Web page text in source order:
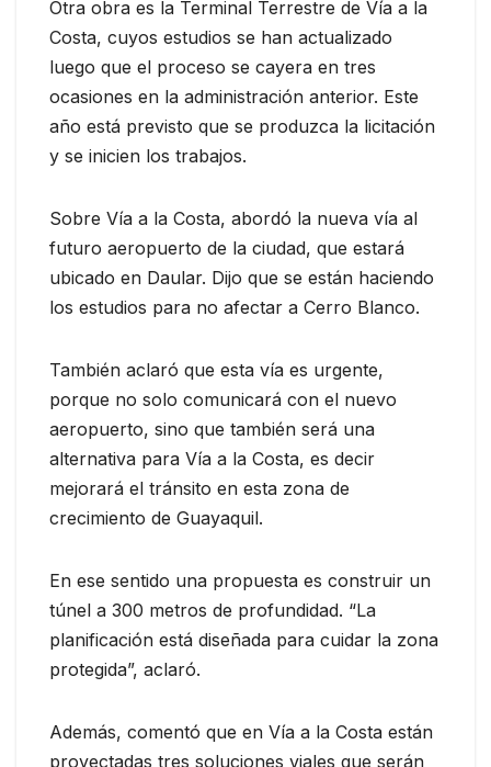
Otra obra es la Terminal Terrestre de Vía a la
Costa, cuyos estudios se han actualizado
luego que el proceso se cayera en tres
ocasiones en la administración anterior. Este
año está previsto que se produzca la licitación
y se inicien los trabajos.
Sobre Vía a la Costa, abordó la nueva vía al
futuro aeropuerto de la ciudad, que estará
ubicado en Daular. Dijo que se están haciendo
los estudios para no afectar a Cerro Blanco.
También aclaró que esta vía es urgente,
porque no solo comunicará con el nuevo
aeropuerto, sino que también será una
alternativa para Vía a la Costa, es decir
mejorará el tránsito en esta zona de
crecimiento de Guayaquil.
En ese sentido una propuesta es construir un
túnel a 300 metros de profundidad. “La
planificación está diseñada para cuidar la zona
protegida”, aclaró.
Además, comentó que en Vía a la Costa están
proyectadas tres soluciones viales que serán